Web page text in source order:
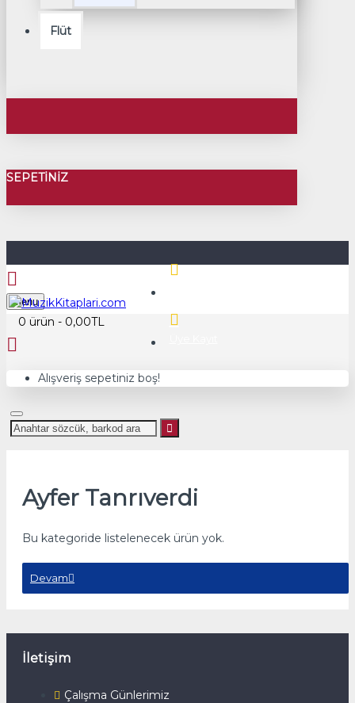
Flüt
SEPETINIZ
Menu
0 ürün - 0,00TL
Alışveriş sepetiniz boş!
Ayfer Tanrıverdi
Bu kategoride listelenecek ürün yok.
Devam
İletişim
Çalışma Günlerimiz